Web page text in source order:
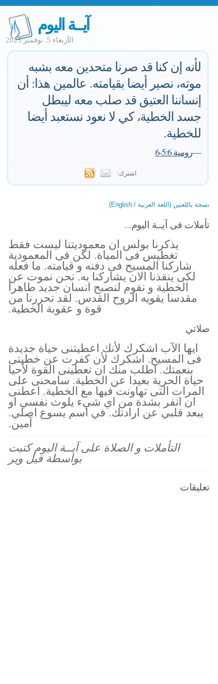
آيــة اليوم
الأربعاء 5. نوفمبر 2025
لأنه إن كنا قد صرنا متحدين معه بشبه
موته، نصير أيضا بقيامته. عالمين هذا: أن
إنساننا العتيق قد صلب معه ليبطل
جسد الخطية، كي لا نعود نستعبد أيضا
للخطية.
—رومية 5:6-6
اشترك:
نسخة باللغتين (اللغة العربية / English)
تأملات فى آيــة اليوم...
يذكرنا بولس ان معموديتنا ليست فقط
تغطيس فى المياة. لكن فى المعمودية
شاركنا المسيح فى دفنه و قيامته. ما فعله
لكى ينقذنا الان يشاركنا به. نحن نموت عن
الخطية و نقوم لنصبح انسان جديد طاهرا
مقدسا يقويه الروح القدس. لقد تحررنا من
قوة و عقوبة الخطية.
صلاتي
ايها الآب اشكرك لأنك اعطيتنى حياة جديدة
فى المسيح. اشكرك لأن كفرت عن خطيتى
بنعمتك. اطلب منك ان تعطينى القوة لأحيا
حياة الحرية بعيدا عن الخطية. سامحنى على
المرات التى تهاونت فيها مع الخطية. اعطنى
ان انفر بشدة من اي شيء يلوث نفسي او
يبعد قلبي عن ارادتك. في اسم يسوع اصلي.
آمين.
التأملات و الصلاة على آيــة اليوم كتبت
بواسطة فيل وير
تعليقات